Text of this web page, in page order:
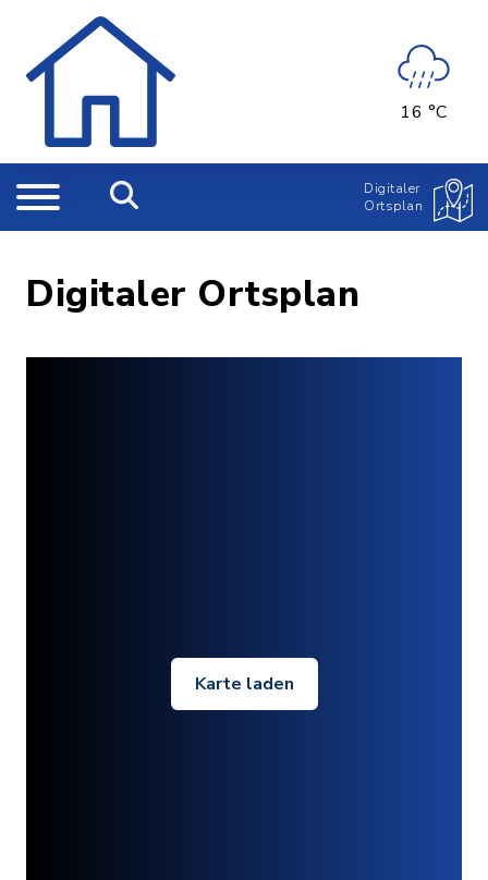
16 °C
Digitaler
Ortsplan
Digitaler Ortsplan
Karte laden